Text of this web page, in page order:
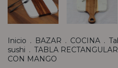
Inicio . BAZAR . COCINA .
sushi . TABLA
CON MANGO